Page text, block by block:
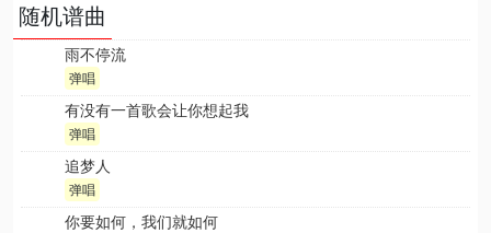
随机谱曲
雨不停流
弹唱
有没有一首歌会让你想起我
弹唱
追梦人
弹唱
你要如何，我们就如何